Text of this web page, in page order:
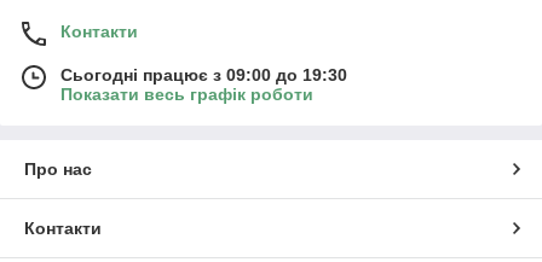
Контакти
Сьогодні працює з 09:00 до 19:30
Показати весь графік роботи
Про нас
Контакти